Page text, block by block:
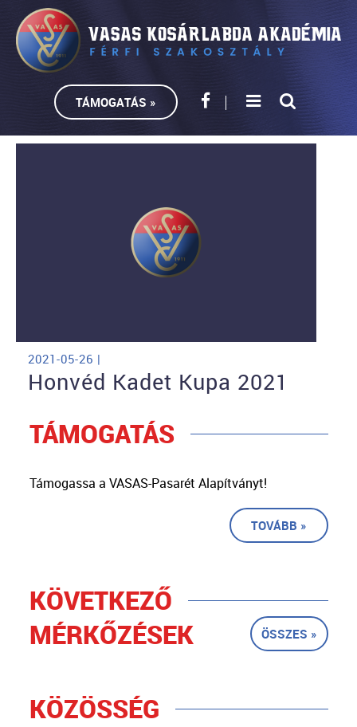
TÁMOGATÁS »
2021-05-26 |
Honvéd Kadet Kupa 2021
TÁMOGATÁS
Támogassa a VASAS-Pasarét Alapítványt!
TOVÁBB »
KÖVETKEZŐ
MÉRKŐZÉSEK
ÖSSZES »
KÖZÖSSÉG